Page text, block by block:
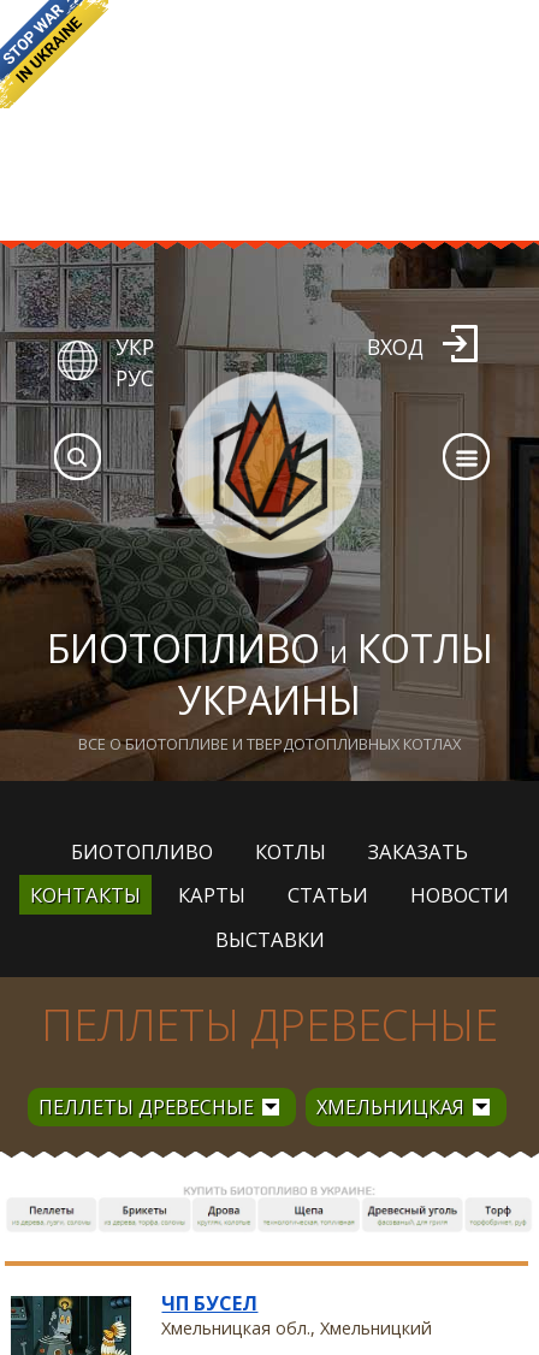
БИОТОПЛИВОИ КОТЛЫ
УКРАИНЫ
ВСЕ О БИОТОПЛИВЕ И ТВЕРДОТОПЛИВНЫХ КОТЛАХ
УКР
РУС
ВХОД
БИОТОПЛИВО КОТЛЫ
ЗАКАЗАТЬ
КОНТАКТЫ
КАРТЫ СТАТЬИ
НОВОСТИ
ВЫСТАВКИ
ПЕЛЛЕТЫ ДРЕВЕСНЫЕ
ПЕЛЛЕТЫ ДРЕВЕСНЫЕ ХМЕЛЬНИЦКАЯ
ЧП БУСЕЛ
Хмельницкая обл., Хмельницкий